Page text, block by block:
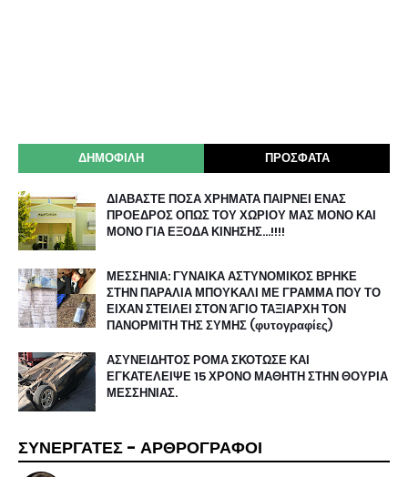
ΔΗΜΟΦΙΛΗ ΠΡΟΣΦΑΤΑ
ΔΙΑΒΑΣΤΕ ΠΟΣΑ ΧΡΗΜΑΤΑ ΠΑΙΡΝΕΙ ΕΝΑΣ
ΠΡΟΕΔΡΟΣ ΟΠΩΣ ΤΟΥ ΧΩΡΙΟΥ ΜΑΣ ΜΟΝΟ ΚΑΙ
ΜΟΝΟ ΓΙΑ ΕΞΟΔΑ ΚΙΝΗΣΗΣ…!!!!
ΜΕΣΣΗΝΙΑ: ΓΥΝΑΙΚΑ ΑΣΤΥΝΟΜΙΚΟΣ ΒΡΗΚΕ
ΣΤΗΝ ΠΑΡΑΛΙΑ ΜΠΟΥΚΑΛΙ ΜΕ ΓΡΑΜΜΑ ΠΟΥ ΤΟ
ΕΙΧΑΝ ΣΤΕΙΛΕΙ ΣΤΟΝ ΆΓΙΟ ΤΑΞΙΑΡΧΗ ΤΟΝ
ΠΑΝΟΡΜΙΤΗ ΤΗΣ ΣΥΜΗΣ (φυτογραφίες)
ΑΣΥΝΕΙΔΗΤΟΣ ΡΟΜΑ ΣΚΟΤΩΣΕ ΚΑΙ
ΕΓΚΑΤΕΛΕΙΨΕ 15 ΧΡΟΝΟ ΜΑΘΗΤΗ ΣΤΗΝ ΘΟΥΡΙΑ
ΜΕΣΣΗΝΙΑΣ.
ΣΥΝΕΡΓΑΤΕΣ - ΑΡΘΡΟΓΡΑΦΟΙ